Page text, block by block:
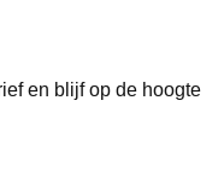
en blijf op de hoogte